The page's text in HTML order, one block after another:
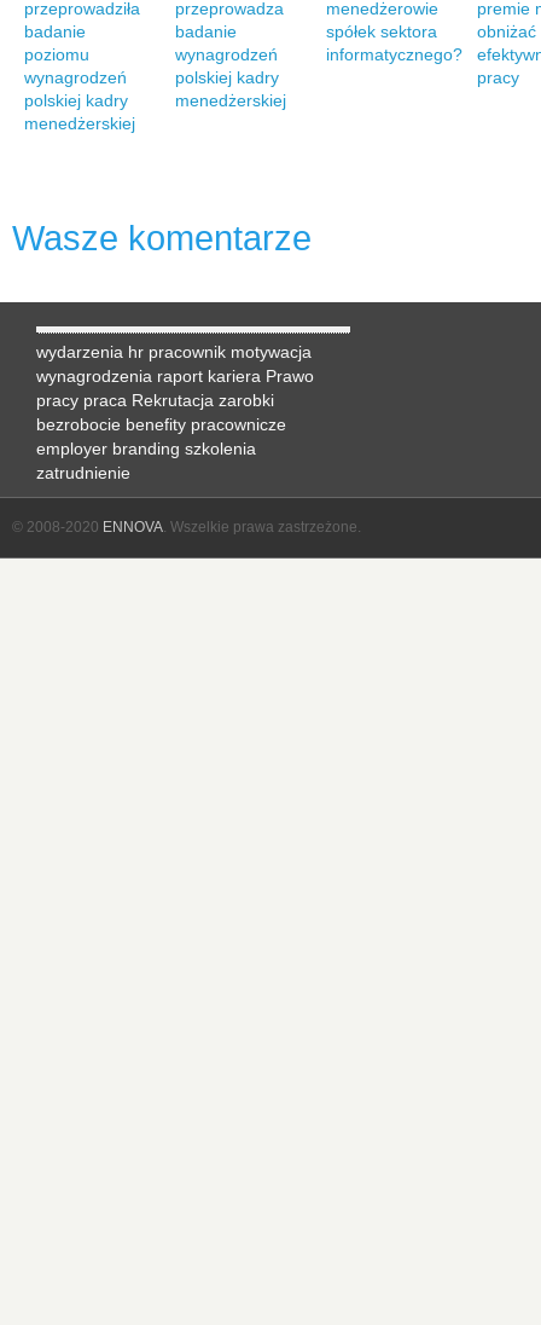
przeprowadziła
badanie
poziomu
wynagrodzeń
polskiej kadry
menedżerskiej
przeprowadza
badanie
wynagrodzeń
polskiej kadry
menedżerskiej
menedżerowie
spółek sektora
informatycznego?
premie
obniżać
pracy
Wasze komentarze
wydarzenia hr pracownik motywacja
wynagrodzenia raport kariera Prawo
pracy praca Rekrutacja zarobki
bezrobocie benefity pracownicze
employer branding szkolenia
zatrudnienie
© 2008-2020 ENNOVA. Wszelkie prawa zastrzeżone.